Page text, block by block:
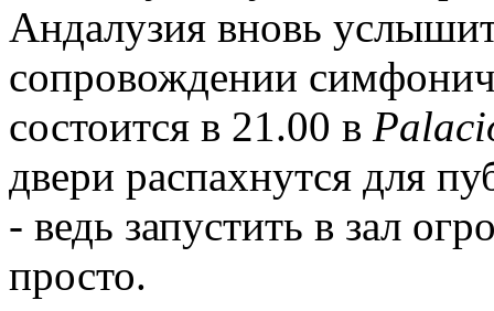
Андалузия вновь
сопровождении
состоится в 21.00 в
двери распахнутся для
- ведь запустить в зал
просто.